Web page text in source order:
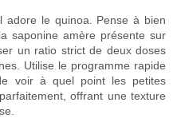
adore le quinoa. Pense à bien
saponine amère présente sur
un ratio strict de deux doses
Utilise le programme rapide
voir à quel point les petites
offrant une texture